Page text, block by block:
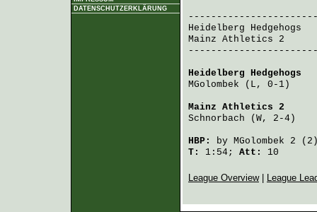
DATENSCHUTZERKLÄRUNG
Heidelberg Hedgehogs
Mainz Athletics 2
Heidelberg Hedgehogs
MGolombek (L, 0-1)
Mainz Athletics 2
Schnorbach (W, 2-4)
HBP: by MGolombek 2
T:
1:54; Att: 10
League Overview| League